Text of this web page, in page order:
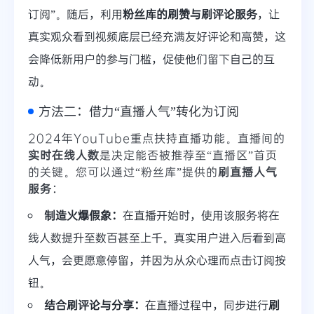
订阅”。随后，利用粉丝库的刷赞与刷评论服务，让
真实观众看到视频底层已经充满友好评论和高赞，这
会降低新用户的参与门槛，促使他们留下自己的互
动。
方法二：借力“直播人气”转化为订阅
2024年YouTube重点扶持直播功能。直播间的
实时在线人数是决定能否被推荐至“直播区”首页
的关键。您可以通过“粉丝库”提供的刷直播人气
服务：
制造火爆假象： 在直播开始时，使用该服务将在
线人数提升至数百甚至上千。真实用户进入后看到高
人气，会更愿意停留，并因为从众心理而点击订阅按
钮。
结合刷评论与分享： 在直播过程中，同步进行刷